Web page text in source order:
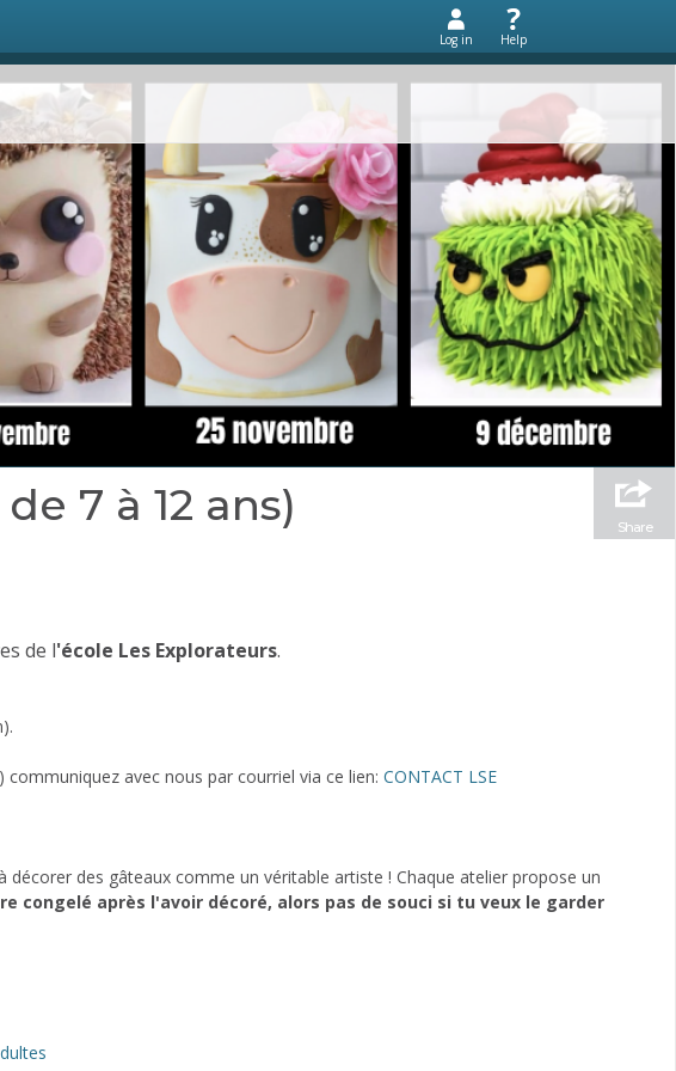
Log in Help
Share
7 à 12 ans)
de l'école Les Explorateurs.
avec nous par courriel via ce lien: CONTACT LSE
décorer des gâteaux comme un véritable artiste ! Chaque atelier propose un
congelé après l'avoir décoré, alors pas de souci si tu veux le garder